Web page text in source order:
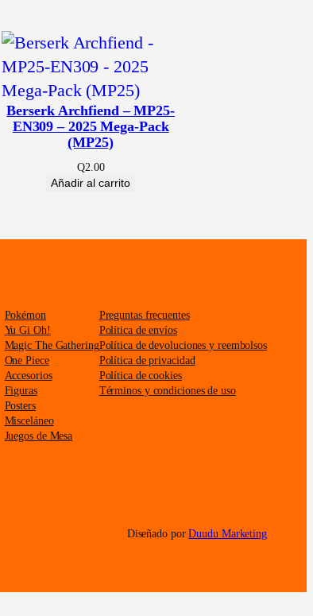
Berserk Archfiend – MP25-
EN309 – 2025 Mega-Pack
(MP25)
Q2.00
Añadir al carrito
Pokémon
Yu Gi Oh!
Magic The Gathering
One Piece
Accesorios
Figuras
Posters
Misceláneo
Juegos de Mesa
Preguntas frecuentes
Política de envíos
Política de devoluciones y reembolsos
Política de privacidad
Política de cookies
Términos y condiciones de uso
Diseñado porDuudu Marketing